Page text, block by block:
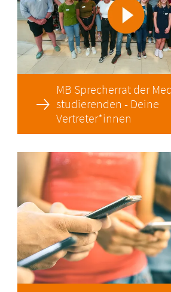
MB Sprecherrat der
studierenden - Deine
Vertreter*innen